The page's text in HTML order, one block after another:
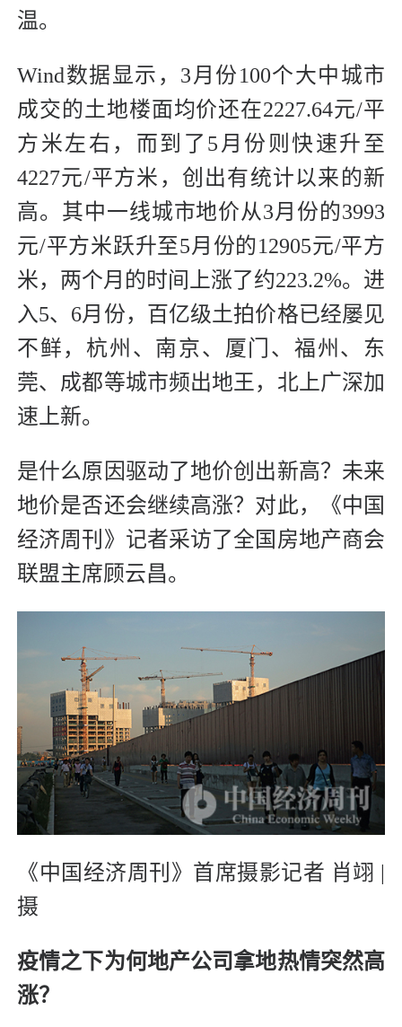
温。
Wind数据显示，3月份100个大中城市
成交的土地楼面均价还在2227.64元/平
方米左右，而到了5月份则快速升至
4227元/平方米，创出有统计以来的新
高。其中一线城市地价从3月份的3993
元/平方米跃升至5月份的12905元/平方
米，两个月的时间上涨了约223.2%。进
入5、6月份，百亿级土拍价格已经屡见
不鲜，杭州、南京、厦门、福州、东
莞、成都等城市频出地王，北上广深加
速上新。
是什么原因驱动了地价创出新高？未来
地价是否还会继续高涨？对此，《中国
经济周刊》记者采访了全国房地产商会
联盟主席顾云昌。
《中国经济周刊》首席摄影记者 肖翊 |
摄
疫情之下为何地产公司拿地热情突然高
涨？